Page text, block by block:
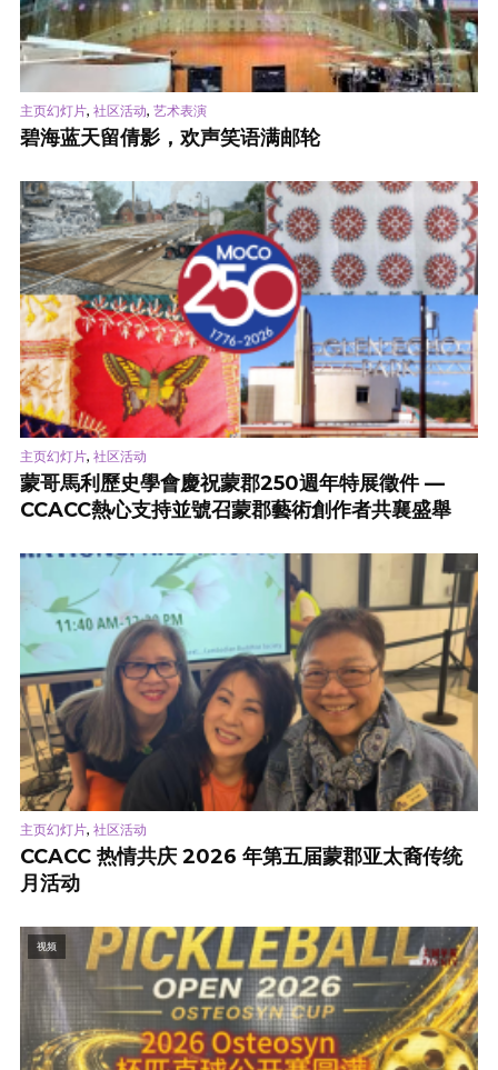
主页幻灯片, 社区活动, 艺术表演
碧海蓝天留倩影，欢声笑语满邮轮
主页幻灯片, 社区活动
蒙哥馬利歷史學會慶祝蒙郡250週年特展徵件 —
CCACC熱心支持並號召蒙郡藝術創作者共襄盛舉
主页幻灯片, 社区活动
CCACC 热情共庆 2026 年第五届蒙郡亚太裔传统
月活动
视频